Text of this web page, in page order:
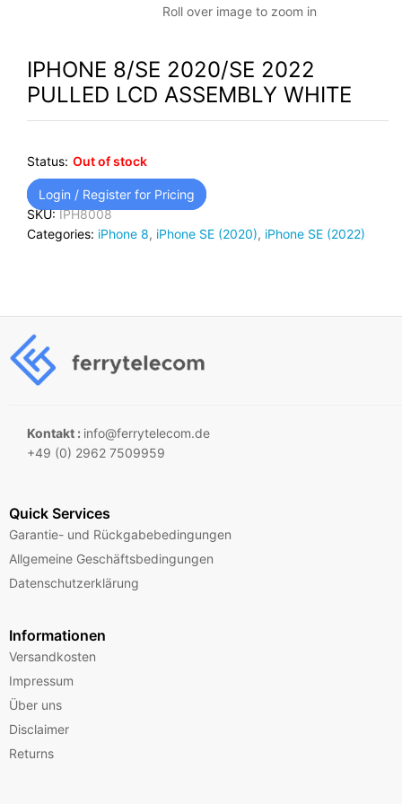
Roll over image to zoom in
IPHONE 8/SE 2020/SE 2022
PULLED LCD ASSEMBLY WHITE
Status: Out of stock
Login / Register for Pricing
SKU:IPH8008
Categories: iPhone 8, iPhone SE (2020), iPhone SE (2022)
Kontakt : info@ferrytelecom.de
+49 (0) 2962 7509959
Quick Services
Garantie- und Rückgabebedingungen
Allgemeine Geschäftsbedingungen
Datenschutzerklärung
Informationen
Versandkosten
Impressum
Über uns
Disclaimer
Returns